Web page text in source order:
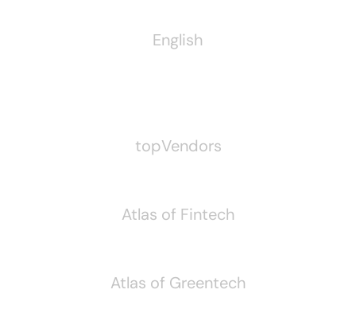
English
topVendors
Atlas of Fintech
Atlas of Greentech